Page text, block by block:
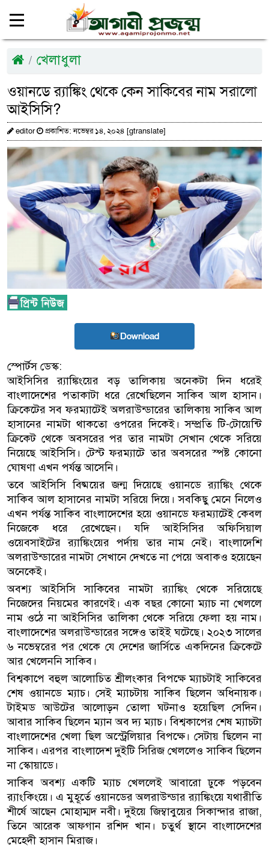
খেলাধুলা
ওয়ানডে র‍্যাঙ্কিং থেকে কেন সাকিবের নাম সরালো
আইসিসি?
editor প্রকাশিত: নভেম্বর ১৪, ২০২৪ [gtranslate]
Download
স্পোর্টস ডেস্ক:
আইসিসির র‍্যাঙ্কিংয়ের বড় তালিকায় অনেকটা দিন ধরেই
বাংলাদেশের পতাকাটা ধরে রেখেছিলেন সাকিব আল হাসান।
ক্রিকেটের সব ফরম্যাটেই অলরাউন্ডারের তালিকায় সাকিব আল
হাসানের নামটা থাকতো ওপরের দিকেই। সম্প্রতি টি-টোয়েন্টি
ক্রিকেট থেকে অবসরের পর তার নামটা সেখান থেকে সরিয়ে
নিয়েছে আইসিসি। টেস্ট ফরম্যাটে তার অবসরের স্পষ্ট কোনো
ঘোষণা এখন পর্যন্ত আসেনি।
তবে আইসিসি বিষ্ময়ের জন্ম দিয়েছে ওয়ানডে র‍্যাঙ্কিং থেকে
সাকিব আল হাসানের নামটা সরিয়ে দিয়ে। সবকিছু মেনে নিলেও
এখন পর্যন্ত সাকিব বাংলাদেশের হয়ে ওয়ানডে ফরম্যাটেই কেবল
নিজেকে ধরে রেখেছেন। যদি আইসিসির অফিসিয়াল
ওয়েবসাইটের র‍্যাঙ্কিংয়ের পর্দায় তার নাম নেই। বাংলাদেশি
অলরাউন্ডারের নামটা সেখানে দেখতে না পেয়ে অবাকও হয়েছেন
অনেকেই।
অবশ্য আইসিসি সাকিবের নামটা র‍্যাঙ্কিং থেকে সরিয়েছে
নিজেদের নিয়মের কারণেই। এক বছর কোনো ম্যাচ না খেললে
নাম ওঠে না আইসিসির তালিকা থেকে সরিয়ে ফেলা হয় নাম।
বাংলাদেশের অলরাউন্ডারের সঙ্গেও তাইই ঘটেছে। ২০২৩ সালের
৬ নভেম্বরের পর থেকে যে দেশের জার্সিতে একদিনের ক্রিকেটে
আর খেলেননি সাকিব।
বিশ্বকাপে বহুল আলোচিত শ্রীলংকার বিপক্ষে ম্যাচটাই সাকিবের
শেষ ওয়ানডে ম্যাচ। সেই ম্যাচটায় সাকিব ছিলেন অধিনায়ক।
টাইমড আউটের আলোড়ন তোলা ঘটনাও হয়েছিল সেদিন।
আবার সাকিব ছিলেন ম্যান অব দ্য ম্যাচ। বিশ্বকাপের শেষ ম্যাচটা
বাংলাদেশের খেলা ছিল অস্ট্রেলিয়ার বিপক্ষে। সেটায় ছিলেন না
সাকিব। এরপর বাংলাদেশ দুইটি সিরিজ খেললেও সাকিব ছিলেন
না স্কোয়াডে।
সাকিব অবশ্য একটি ম্যাচ খেললেই আবারো ঢুকে পড়বেন
র‍্যাংকিংয়ে। এ মুহূর্তে ওয়ানডের অলরাউন্ডার র‍্যাঙ্কিংয়ে যথারীতি
শীর্ষে আছেন মোহাম্মদ নবী। দুইয়ে জিম্বাবুয়ের সিকান্দার রাজা,
তিনে আরেক আফগান রশিদ খান। চতুর্থ স্থানে বাংলাদেশের
মেহেদী হাসান মিরাজ।